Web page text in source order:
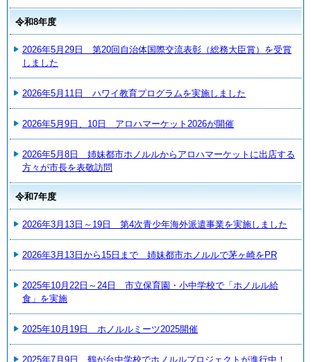
令和8年度
2026年5月29日 第20回自治体国際交流表彰（総務大臣賞）を受賞
しました
2026年5月11日 ハワイ教育プログラムを実施しました
2026年5月9日、10日 アロハマーケット2026が開催
2026年5月8日 姉妹都市ホノルルからアロハマーケットに出店する
方々が市長を表敬訪問
令和7年度
2026年3月13日～19日 第4次青少年海外派遣事業を実施しました
2026年3月13日から15日まで 姉妹都市ホノルルで茅ヶ崎をPR
2025年10月22日～24日 市立保育園・小中学校で「ホノルル給
食」を実施
2025年10月19日 ホノルルミーツ2025開催
2025年7月9日 鶴が台中学校でホノルルプロジェクトが進行中！